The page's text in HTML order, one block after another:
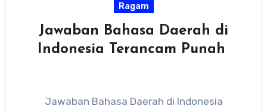
Ragam
Jawaban Bahasa Daerah di
Indonesia Terancam Punah
Jawaban Bahasa Daerah di Indonesia